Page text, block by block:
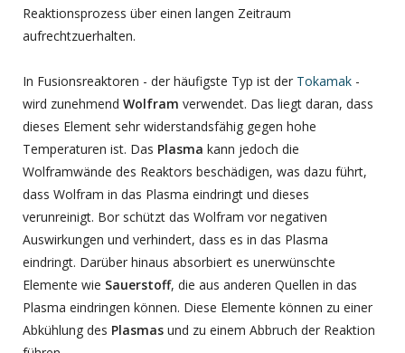
Reaktionsprozess über einen langen Zeitraum
aufrechtzuerhalten.
In Fusionsreaktoren - der häufigste Typ ist der Tokamak -
wird zunehmend Wolfram verwendet. Das liegt daran, dass
dieses Element sehr widerstandsfähig gegen hohe
Temperaturen ist. Das Plasma kann jedoch die
Wolframwände des Reaktors beschädigen, was dazu führt,
dass Wolfram in das Plasma eindringt und dieses
verunreinigt. Bor schützt das Wolfram vor negativen
Auswirkungen und verhindert, dass es in das Plasma
eindringt. Darüber hinaus absorbiert es unerwünschte
Elemente wie Sauerstoff, die aus anderen Quellen in das
Plasma eindringen können. Diese Elemente können zu einer
Abkühlung des Plasmas und zu einem Abbruch der Reaktion